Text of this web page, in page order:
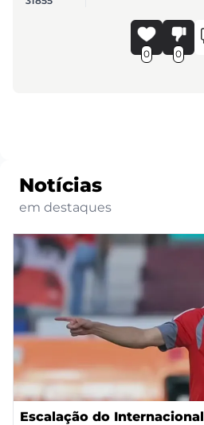
0 0
Notícias
em destaques
Escalação do Internacional